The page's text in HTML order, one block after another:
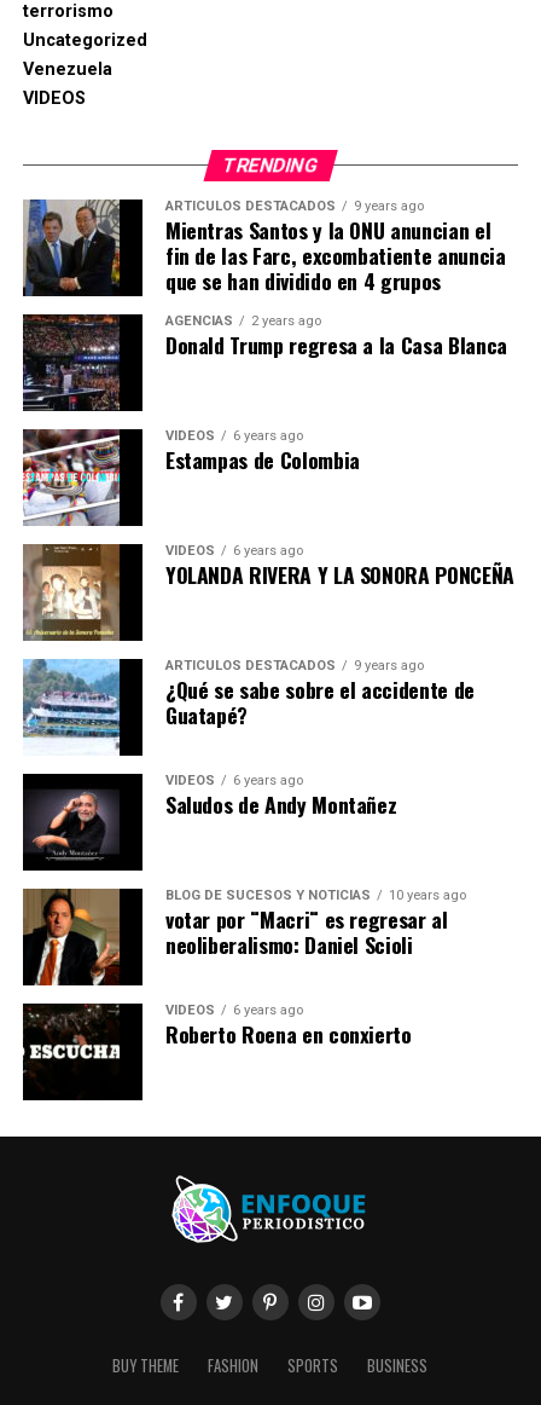
terrorismo
Uncategorized
Venezuela
VIDEOS
TRENDING
ARTICULOS DESTACADOS 9 years ago
Mientras Santos y la ONU anuncian el
fin de las Farc, excombatiente anuncia
que se han dividido en 4 grupos
AGENCIAS 2 years ago
Donald Trump regresa a la Casa Blanca
VIDEOS 6 years ago
Estampas de Colombia
VIDEOS 6 years ago
YOLANDA RIVERA Y LA SONORA PONCEÑA
ARTICULOS DESTACADOS 9 years ago
¿Qué se sabe sobre el accidente de
Guatapé?
VIDEOS 6 years ago
Saludos de Andy Montañez
BLOG DE SUCESOS Y NOTICIAS 10 years ago
votar por ¨Macri¨ es regresar al
neoliberalismo: Daniel Scioli
VIDEOS 6 years ago
Roberto Roena en conxierto
BUY THEME FASHION SPORTS BUSINESS